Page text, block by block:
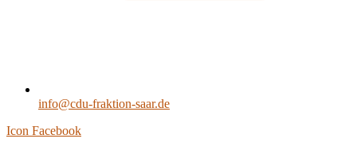
info@cdu-fraktion-saar.de
Icon Facebook